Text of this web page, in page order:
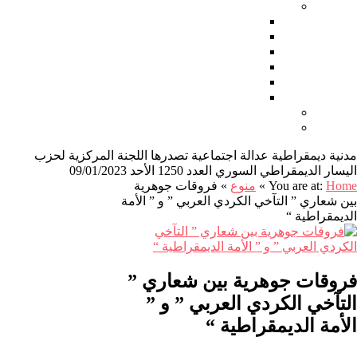
مدنية ديمقراطية عدالة اجتماعية تصدرها اللجنة المركزية لحزب
اليسار الديمقراطي السوري العدد 1250 الأحد 09/01/2023
You are at: Home
» منوع » فروقات جوهرية
بين شعاري ” التآخي الكردي العربي ” و ” الأمة
الديمقراطية “
فروقات جوهرية بين شعاري ”
التآخي الكردي العربي ” و ”
الأمة الديمقراطية “